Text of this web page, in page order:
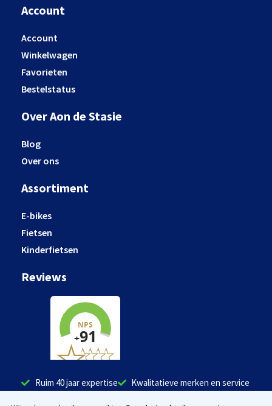
Account
Account
Winkelwagen
Favorieten
Bestelstatus
Over Aon de Stasie
Blog
Over ons
Assortiment
E-bikes
Fietsen
Kinderfietsen
Reviews
Ruim 40 jaar expertise
Kwalitatieve merken en service